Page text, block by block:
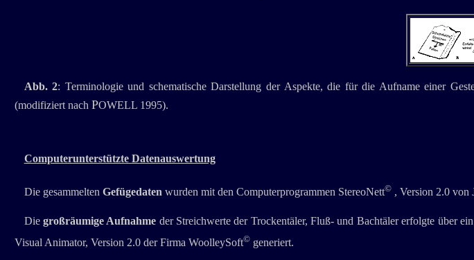
Abb. 2: Terminologie und schematische Darstellung der Aspekte, die für die Aufname einer
(modifiziert nachPOWELL 1995).
Computerunterstützte Datenauswertung
Die gesammelten Gefügedaten wurden mit den Computerprogrammen StereoNett©, Version 2.0 von
Diegroßräumige Aufnahme der Streichwerte der Trockentäler, Fluß- und Bachtäler erfolgte über
Visual Animator, Version 2.0 der Firma WoolleySoft© generiert.